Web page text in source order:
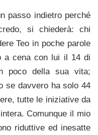
passo indietro perché
si chiederà: chi
Teo in poche parole
a cena con lui il 14 di
poco della sua vita;
se davvero ha solo 44
tutte le iniziative da
Comunque il mio
riduttive ed inesatte